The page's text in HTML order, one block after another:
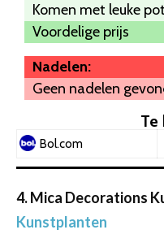
Komen met leuke
Voordelige prijs
Nadelen:
Geen nadelen
Te
Bol.com
4. Mica Decorations
Kunstplanten